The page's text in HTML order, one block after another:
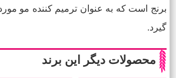
برنج است که به عنوان ترمیم کننده مو
گیرد.
محصولات دیگر این برند